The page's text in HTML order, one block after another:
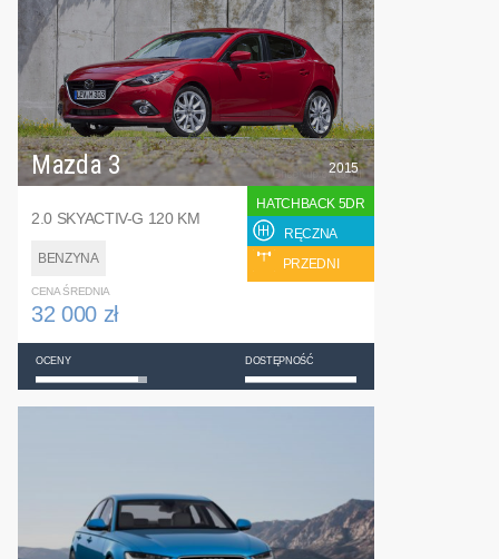
Mazda 3
2.0 SKYACTIV-G 120 KM
BENZYNA
2015
HATCHBACK 5DR
RĘCZNA
PRZEDNI
CENA ŚREDNIA
32 000 zł
OCENY DOSTĘPNOŚĆ